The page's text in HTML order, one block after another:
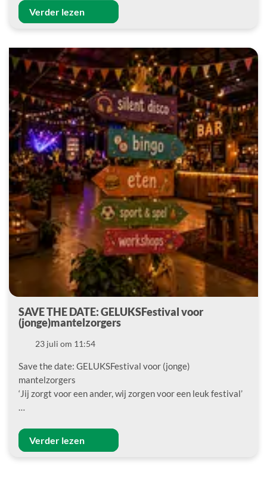
Verder lezen
SAVE THE DATE: GELUKSFestival voor
(jonge)mantelzorgers
Datum23 juli om 11:54
Save the date: GELUKSFestival voor (jonge)
mantelzorgers
‘Jij zorgt voor een ander, wij zorgen voor een leuk festival’
…
Verder lezen